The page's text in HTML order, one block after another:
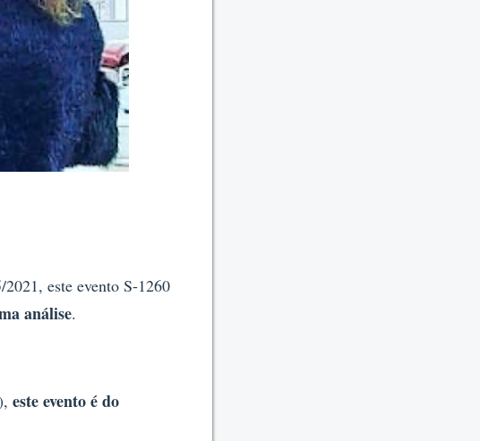
este evento S-1260
análise.
este evento é do